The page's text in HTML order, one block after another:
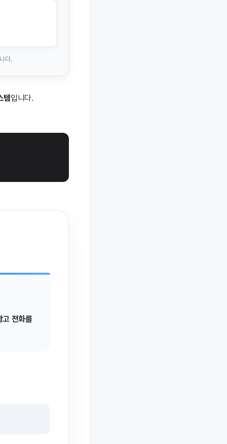
다.
템입니다.
고 전화를